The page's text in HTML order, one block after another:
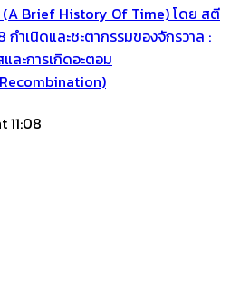
(A Brief History Of Time) โดย สตี
ำเนิดและชะตากรรมของจักรวาล :
ละการเกิดอะตอม
11:08